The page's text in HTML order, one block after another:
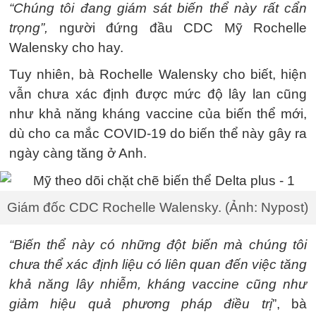
“Chúng tôi đang giám sát biến thể này rất cẩn
trọng”, người đứng đầu CDC Mỹ Rochelle
Walensky cho hay.
Tuy nhiên, bà Rochelle Walensky cho biết, hiện
vẫn chưa xác định được mức độ lây lan cũng
như khả năng kháng vaccine của biến thể mới,
dù cho ca mắc COVID-19 do biến thể này gây ra
ngày càng tăng ở Anh.
Giám đốc CDC Rochelle Walensky. (Ảnh: Nypost)
“Biến thể này có những đột biến mà chúng tôi
chưa thể xác định liệu có liên quan đến việc tăng
khả năng lây nhiễm, kháng vaccine cũng như
giảm hiệu quả phương pháp điều trị”, bà